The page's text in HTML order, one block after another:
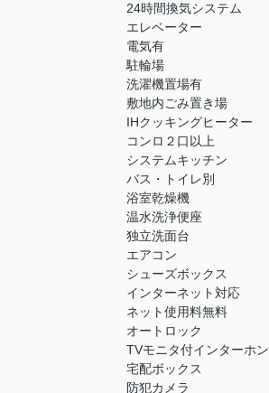
24時間換気システム
エレベーター
電気有
駐輪場
洗濯機置場有
敷地内ごみ置き場
IHクッキングヒーター
コンロ２口以上
システムキッチン
バス・トイレ別
浴室乾燥機
温水洗浄便座
独立洗面台
エアコン
シューズボックス
インターネット対応
ネット使用料無料
オートロック
TVモニタ付インターホン
宅配ボックス
防犯カメラ